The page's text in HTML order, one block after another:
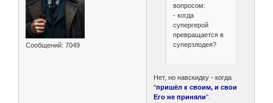
Сообщений: 7049
вопросом:
- когда
супергерой
превращается в
суперзлодея?
Нет, но навскидку - когда
"пришёл к своим, и свои
Его не приняли".